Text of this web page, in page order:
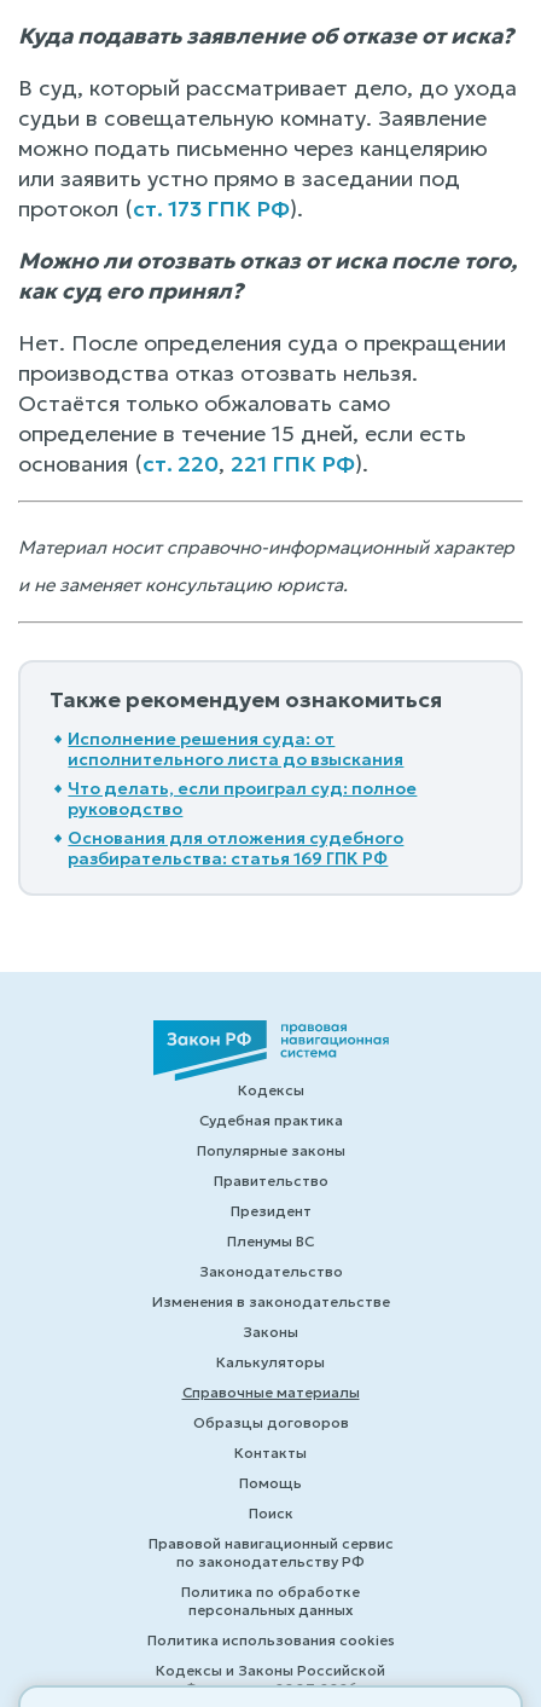
Куда подавать заявление об отказе от иска?
В суд, который рассматривает дело, до ухода
судьи в совещательную комнату. Заявление
можно подать письменно через канцелярию
или заявить устно прямо в заседании под
протокол (ст. 173 ГПК РФ).
Можно ли отозвать отказ от иска после того,
как суд его принял?
Нет. После определения суда о прекращении
производства отказ отозвать нельзя.
Остаётся только обжаловать само
определение в течение 15 дней, если есть
основания (ст. 220, 221 ГПК РФ).
Материал носит справочно-информационный характер
и не заменяет консультацию юриста.
Также рекомендуем ознакомиться
Исполнение решения суда: от
исполнительного листа до взыскания
Что делать, если проиграл суд: полное
руководство
Основания для отложения судебного
разбирательства: статья 169 ГПК РФ
Кодексы
Судебная практика
Популярные законы
Правительство
Президент
Пленумы ВС
Законодательство
Изменения в законодательстве
Законы
Калькуляторы
Справочные материалы
Образцы договоров
Контакты
Помощь
Поиск
Правовой навигационный сервис
по законодательству РФ
Политика по обработке
персональных данных
Политика использования cookies
Кодексы и Законы Российской
Федерации 2007-2026